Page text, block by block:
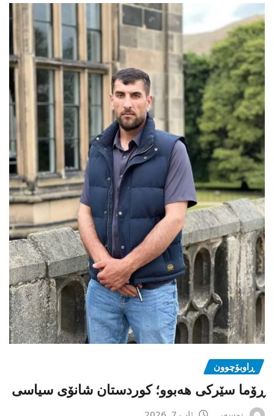
ڕاوبۆچوون
ڕۆما سێرکی هەبوو؛ کوردستان شانۆی سیاسی